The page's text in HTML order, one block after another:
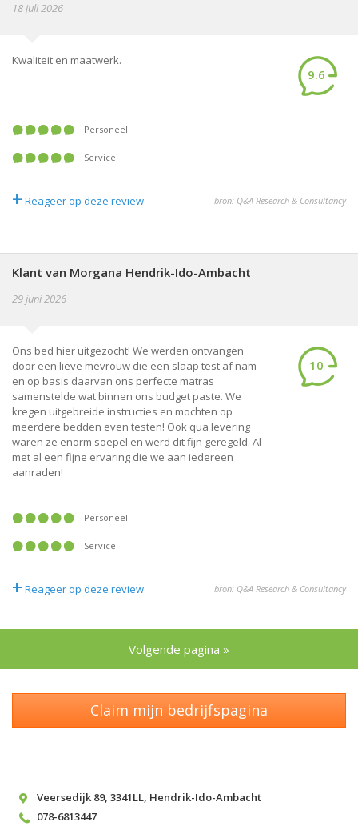
18 juli 2026
Kwaliteit en maatwerk.
9.6
Personeel
Service
+ Reageer op deze review bron: Q&A Research & Consultancy
Klant van Morgana Hendrik-Ido-Ambacht
29 juni 2026
Ons bed hier uitgezocht! We werden ontvangen
door een lieve mevrouw die een slaap test af nam
en op basis daarvan ons perfecte matras
samenstelde wat binnen ons budget paste. We
kregen uitgebreide instructies en mochten op
meerdere bedden even testen! Ook qua levering
waren ze enorm soepel en werd dit fijn geregeld. Al
met al een fijne ervaring die we aan iedereen
aanraden!
10
Personeel
Service
+ Reageer op deze review bron: Q&A Research & Consultancy
Volgende pagina »
Claim mijn bedrijfspagina
Veersedijk 89, 3341LL, Hendrik-Ido-Ambacht
078-6813447